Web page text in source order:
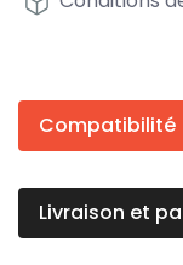
Compatibilité
Livraison et